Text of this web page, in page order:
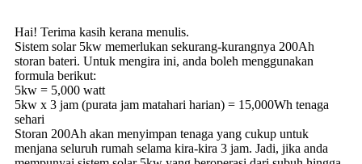
Hai! Terima kasih kerana menulis.
Sistem solar 5kw memerlukan sekurang-kurangnya 200Ah
storan bateri. Untuk mengira ini, anda boleh menggunakan
formula berikut:
5kw = 5,000 watt
5kw x 3 jam (purata jam matahari harian) = 15,000Wh tenaga
sehari
Storan 200Ah akan menyimpan tenaga yang cukup untuk
menjana seluruh rumah selama kira-kira 3 jam. Jadi, jika anda